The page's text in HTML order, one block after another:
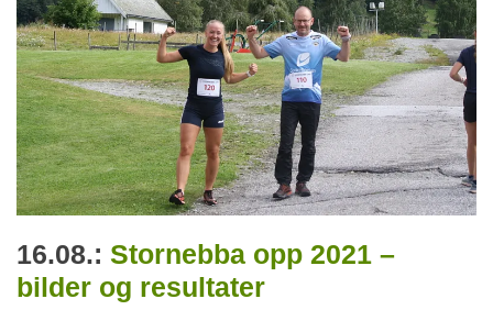
16.08.: Stornebba opp 2021 –
bilder og resultater